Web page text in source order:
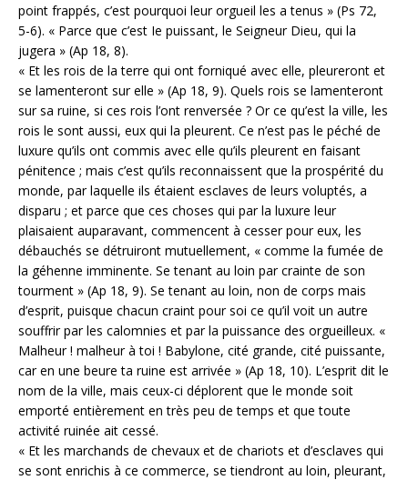
point frappés, c’est pourquoi leur orgueil les a tenus » (Ps 72,
5-6). « Parce que c’est Ie puissant, le Seigneur Dieu, qui la
jugera » (Ap 18, 8).
« Et les rois de la terre qui ont forniqué avec elle, pleureront et
se lamenteront sur elle » (Ap 18, 9). Quels rois se lamenteront
sur sa ruine, si ces rois l’ont renversée ? Or ce qu’est la ville, les
rois le sont aussi, eux qui la pleurent. Ce n’est pas le péché de
luxure qu’ils ont commis avec elle qu’ils pleurent en faisant
pénitence ; mais c’est qu’ils reconnaissent que la prospérité du
monde, par laquelle ils étaient esclaves de leurs voluptés, a
disparu ; et parce que ces choses qui par la luxure leur
plaisaient auparavant, commencent à cesser pour eux, les
débauchés se détruiront mutuellement, « comme la fumée de
la géhenne imminente. Se tenant au loin par crainte de son
tourment » (Ap 18, 9). Se tenant au loin, non de corps mais
d’esprit, puisque chacun craint pour soi ce qu’il voit un autre
souffrir par les calomnies et par la puissance des orgueilleux. «
Malheur ! malheur à toi ! Babylone, cité grande, cité puissante,
car en une beure ta ruine est arrivée » (Ap 18, 10). L’esprit dit le
nom de la ville, mais ceux-ci déplorent que le monde soit
emporté entièrement en très peu de temps et que toute
activité ruinée ait cessé.
« Et les marchands de chevaux et de chariots et d’esclaves qui
se sont enrichis à ce commerce, se tiendront au loin, pleurant,